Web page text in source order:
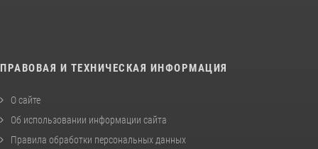
ПРАВОВАЯ И ТЕХНИЧЕСКАЯ ИНФОРМАЦИЯ
О сайте
Об использовании информации сайта
Правила обработки персональных данных